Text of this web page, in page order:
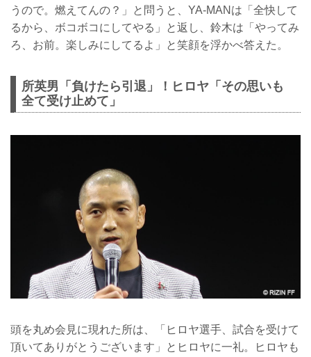
うので。燃えてんの？」と問うと、YA-MANは「全快して
るから、ボコボコにしてやる」と返し、鈴木は「やってみ
ろ、お前。楽しみにしてるよ」と笑顔を浮かべ答えた。
所英男「負けたら引退」！ヒロヤ「その思いも
全て受け止めて」
頭を丸め会見に現れた所は、「ヒロヤ選手、試合を受けて
頂いてありがとうございます」とヒロヤに一礼。ヒロヤも